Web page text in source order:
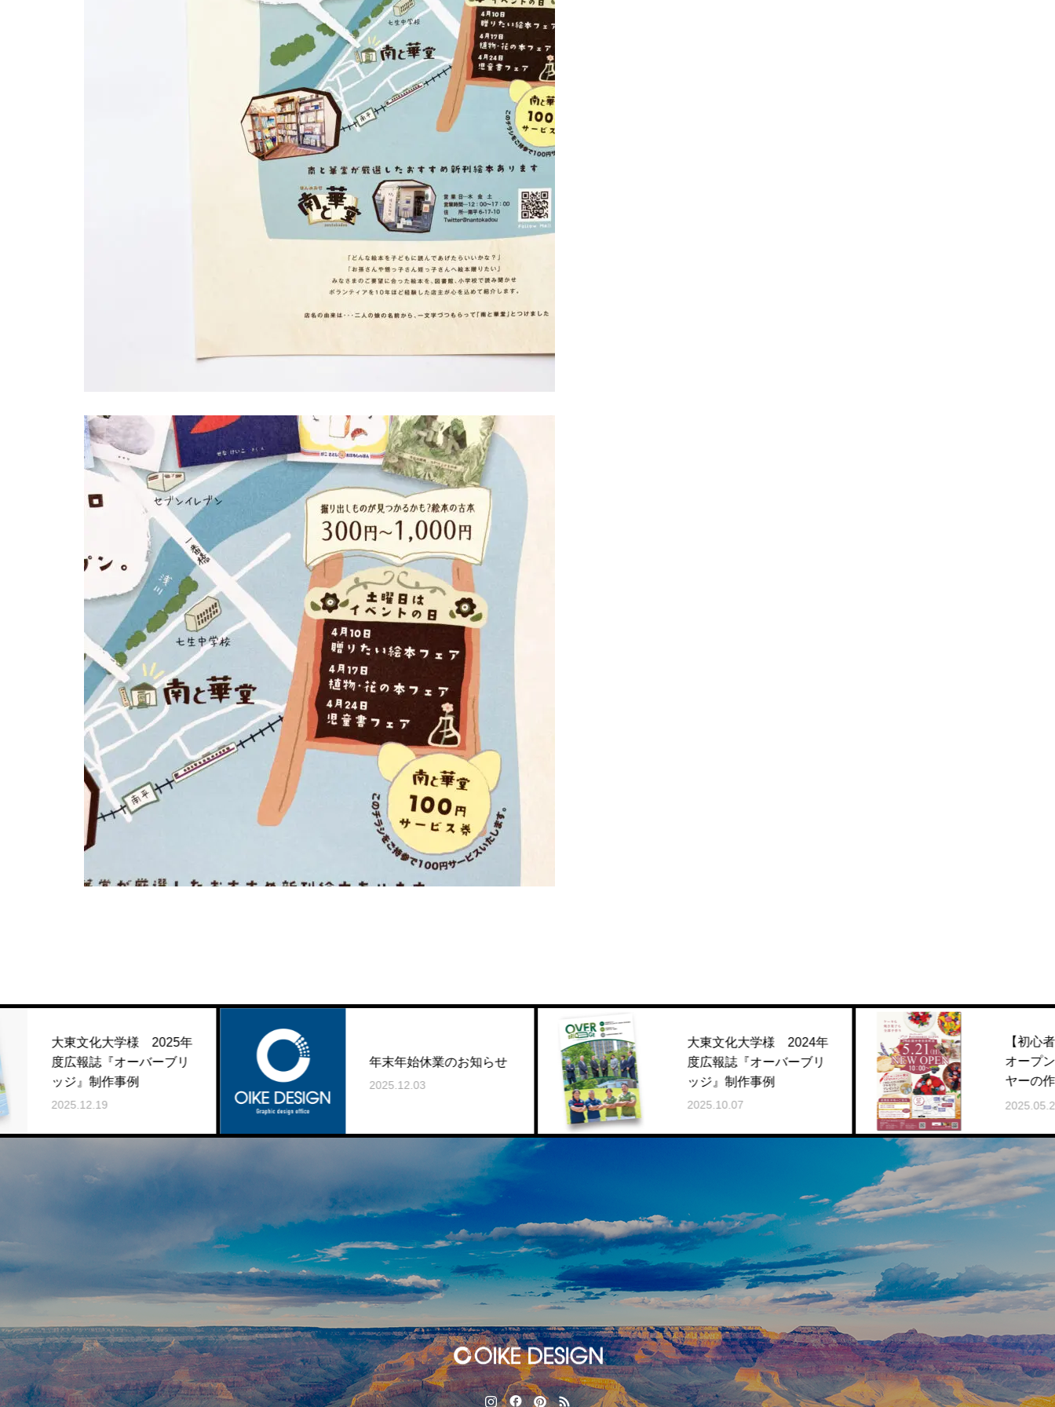
学様 2025年
オーバーブリ
例
年末年始休業のお知らせ
2025.12.03
大東文化大学様 2024年
度広報誌『オーバーブリ
ッジ』制作事例
2025.10.07
【初心者向け】新規店舗
オープンチラシ・フライ
ヤーの作り方をわかりや
すく解説！
2025.05.28